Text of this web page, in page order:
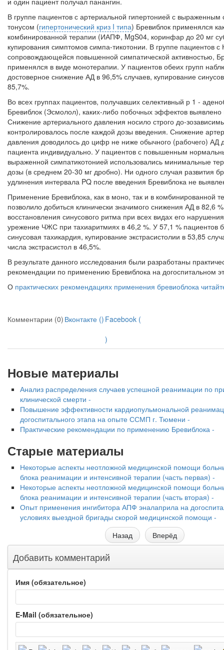
В группе пациентов с артериальной гипертонией с выраженным
тонусом (гипертонический криз I типа) Бревиблок приме­нялся
комбинированной терапии (ИАПФ, MgS04, коринфар до 20 мг
купирования симптомов симпа-тикотонии. В группе пациентов
сопровождающейся повышенной симпатической активностью,
применялся в виде монотерапии. У пациентов обеих групп
достоверное снижение АД в 96,5% случаев, купирование
85,7%.
Во всех группах пациентов, получавших селективный р 1 -
Бревиблок (Эсмолол), каких-либо побочных эффектов
Снижение артериального давления носило строго до-
контролировалось после каждой дозы введения. Снижение
давления доводилось до цифр не ниже обыч­ного (рабочего) АД
пациента индивидуально. У пациентов с повышенным
выраженной симпатикотонией исполь­зовались минимальные
дозы (в среднем 20-30 мг дроб­но). Ни одного случая развития
удлинения интервала PQ после введения Бревиблока не
Применение Бревиблока, как в моно, так и в комбинированной
позволило добиться клинически значимого снижения АД в 82,6
восстановления синусового ритма при всех видах его
урежение ЧЖС при тахиаритмиях в 46,2 %. У 57,1 % пациен­тов
синусовая тахикардия, купирование экстрасисто­лии в 53,85
числа экстрасистол в 46,5%.
В результате данного исследования были разработаны
рекомендации по применению Бревиблока на догоспитальном
О практических рекомендациях применения бревиоблока
Комментарии (0) Вконтакте () Facebook (
)
Новые материалы
Анализ распределения случаев успешной реанимации по
клинической смерти -
Повышение эффективности кардиопульмональной
догоспитального этапа на опыте ССМП г. Тюмени -
Практические рекомендации по применению Бревиблока -
Старые материалы
Некоторые аспекты неотложной медицинской помощи
блока реанимации и интенсивной терапии (часть первая) -
Некоторые аспекты неотложной медицинской помощи
блока реанимации и интенсивной терапии (часть вторая) -
Опыт применения ингибитора АПФ эналаприла на
условиях выездной бригады скорой медицинской помощи -
Назад
Вперёд
Добавить комментарий
Имя (обязательное)
E-Mail (обязательное)